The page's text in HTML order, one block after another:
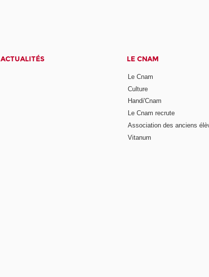
ACTUALITÉS LE CNAM
Le Cnam
Culture
Handi'Cnam
Le Cnam recrute
Association des anciens
Vitanum